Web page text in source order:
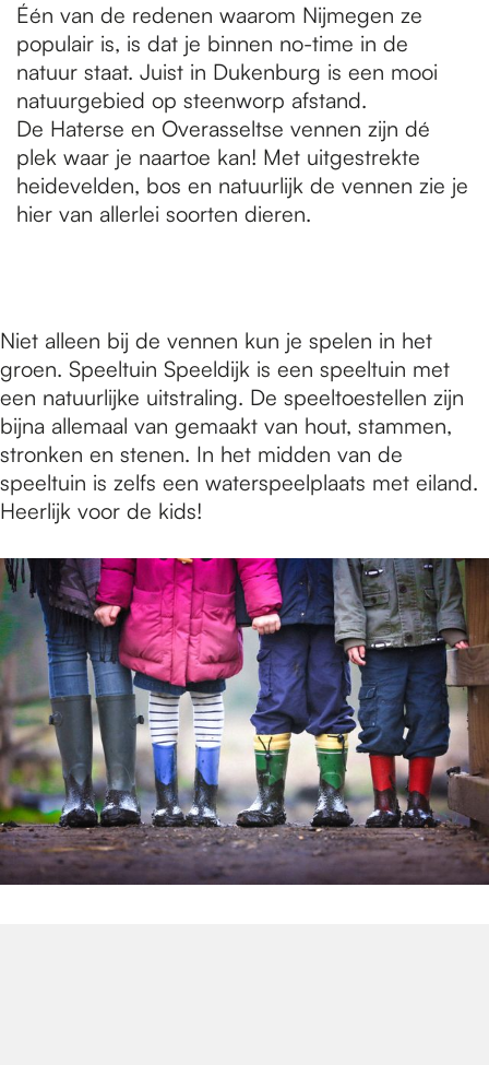
Één van de redenen waarom Nijmegen ze
populair is, is dat je binnen no-time in de
natuur staat. Juist in Dukenburg is een mooi
natuurgebied op steenworp afstand.
De Haterse en Overasseltse vennen zijn dé
plek waar je naartoe kan! Met uitgestrekte
heidevelden, bos en natuurlijk de vennen zie je
hier van allerlei soorten dieren.
Niet alleen bij de vennen kun je spelen in het
groen. Speeltuin Speeldijk is een speeltuin met
een natuurlijke uitstraling. De speeltoestellen zijn
bijna allemaal van gemaakt van hout, stammen,
stronken en stenen. In het midden van de
speeltuin is zelfs een waterspeelplaats met eiland.
Heerlijk voor de kids!